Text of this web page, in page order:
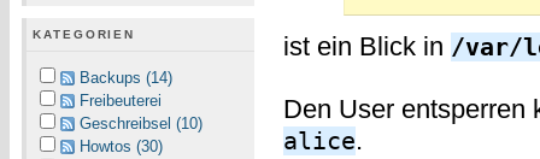
KATEGORIEN
Backups (14)
Freibeuterei
Geschreibsel (10)
Howtos (30)
ist ein Blick in /var/
Den User
alice.